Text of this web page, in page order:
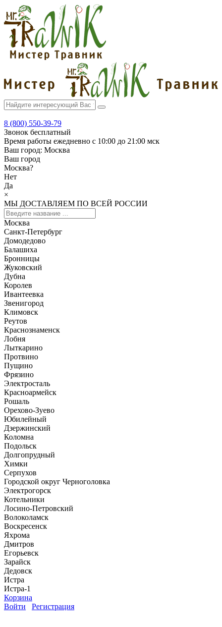
8 (800) 550-39-79
Звонок бесплатный
Время работы ежедневно с 10:00 до 21:00 мск
Ваш город: Москва
Ваш город
Москва?
Нет
Да
×
МЫ ДОСТАВЛЯЕМ ПО ВСЕЙ РОССИИ
Москва
Санкт-Петербург
Домодедово
Балашиха
Бронницы
Жуковский
Дубна
Королев
Ивантеевка
Звенигород
Климовск
Реутов
Краснознаменск
Лобня
Лыткарино
Протвино
Пущино
Фрязино
Электросталь
Красноармейск
Рошаль
Орехово-Зуево
Юбилейный
Дзержинский
Коломна
Подольск
Долгопрудный
Химки
Серпухов
Городской округ Черноголовка
Электрогорск
Котельники
Лосино-Петровский
Волоколамск
Воскресенск
Яхрома
Дмитров
Егорьевск
Зарайск
Дедовск
Истра
Истра-1
Корзина
Войти
Регистрация